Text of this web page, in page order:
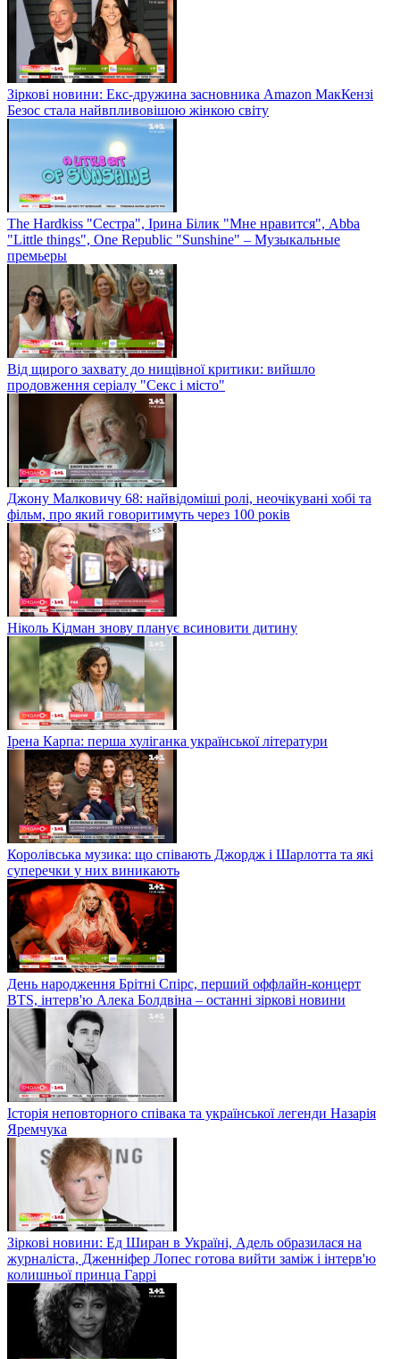
Зіркові новини: Екс-дружина засновника Amazon МакКензі
Безос стала найвпливовішою жінкою світу
The Hardkiss "Сестра", Ірина Білик "Мне нравится", Abba
"Little things", One Republic "Sunshine" – Музыкальные
премьеры
Від щирого захвату до нищівної критики: вийшло
продовження серіалу "Секс і місто"
Джону Малковичу 68: найвідоміші ролі, неочікувані хобі та
фільм, про який говоритимуть через 100 років
Ніколь Кідман знову планує всиновити дитину
Ірена Карпа: перша хуліганка української літератури
Королівська музика: що співають Джордж і Шарлотта та які
суперечки у них виникають
День народження Брітні Спірс, перший оффлайн-концерт
BTS, інтерв'ю Алека Болдвіна – останні зіркові новини
Історія неповторного співака та української легенди Назарія
Яремчука
Зіркові новини: Ед Ширан в Україні, Адель образилася на
журналіста, Дженніфер Лопес готова вийти заміж і інтерв'ю
колишньої принца Гаррі